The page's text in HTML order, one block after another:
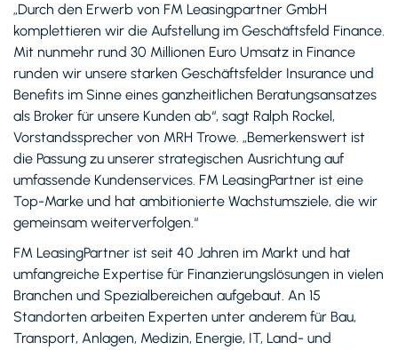
„Durch den Erwerb von FM Leasingpartner GmbH
komplettieren wir die Aufstellung im Geschäftsfeld Finance.
Mit nunmehr rund 30 Millionen Euro Umsatz in Finance
runden wir unsere starken Geschäftsfelder Insurance und
Benefits im Sinne eines ganzheitlichen Beratungsansatzes
als Broker für unsere Kunden ab“, sagt Ralph Rockel,
Vorstands­sprecher von MRH Trowe. „Bemerkenswert ist
die Passung zu unserer strategischen Ausrichtung auf
umfassende Kundenservices. FM LeasingPartner ist eine
Top-Marke und hat ambitionierte Wachstums­ziele, die wir
gemeinsam weiterverfolgen.“
FM LeasingPartner ist seit 40 Jahren im Markt und hat
umfangreiche Expertise für Finanzierungslösungen in vielen
Branchen und Spezialbereichen aufgebaut. An 15
Standorten arbeiten Experten unter anderem für Bau,
Transport, Anlagen, Medizin, Energie, IT, Land- und